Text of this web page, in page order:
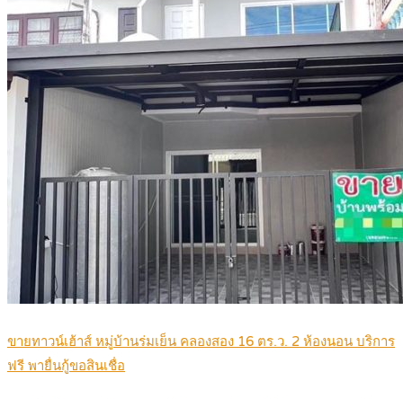
ขายทาวน์เฮ้าส์ หมู่บ้านร่มเย็น คลองสอง 16 ตร.ว. 2 ห้องนอน บริการ
ฟรี พายื่นกู้ขอสินเชื่อ